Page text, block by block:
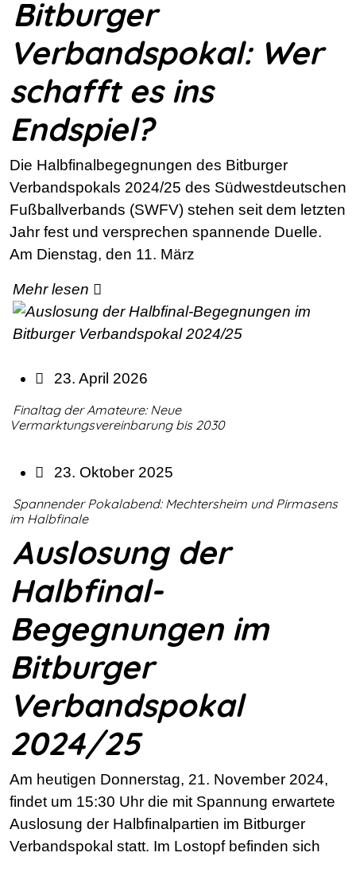
Bitburger
Verbandspokal: Wer
schafft es ins
Endspiel?
Die Halbfinalbegegnungen des Bitburger
Verbandspokals 2024/25 des Südwestdeutschen
Fußballverbands (SWFV) stehen seit dem letzten
Jahr fest und versprechen spannende Duelle.
Am Dienstag, den 11. März
Mehr lesen
23. April 2026
Finaltag der Amateure: Neue
Vermarktungsvereinbarung bis 2030
23. Oktober 2025
Spannender Pokalabend: Mechtersheim und Pirmasens
im Halbfinale
Auslosung der
Halbfinal-
Begegnungen im
Bitburger
Verbandspokal
2024/25
Am heutigen Donnerstag, 21. November 2024,
findet um 15:30 Uhr die mit Spannung erwartete
Auslosung der Halbfinalpartien im Bitburger
Verbandspokal statt. Im Lostopf befinden sich